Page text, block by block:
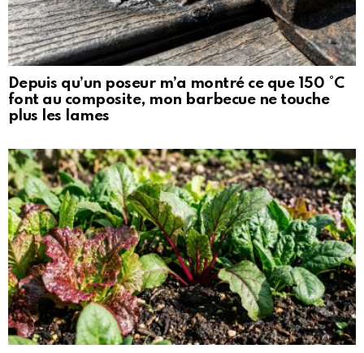
Depuis qu’un poseur m’a montré ce que 150 °C
font au composite, mon barbecue ne touche
plus les lames